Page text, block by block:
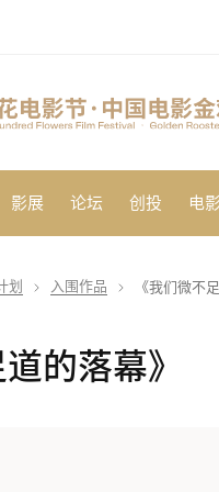
影展 论坛 创投 电
划 入围作品 《我们微不
的落幕》